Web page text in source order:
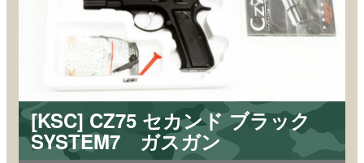
[KSC] CZ75 セカンド ブラック
SYSTEM7 ガスガン